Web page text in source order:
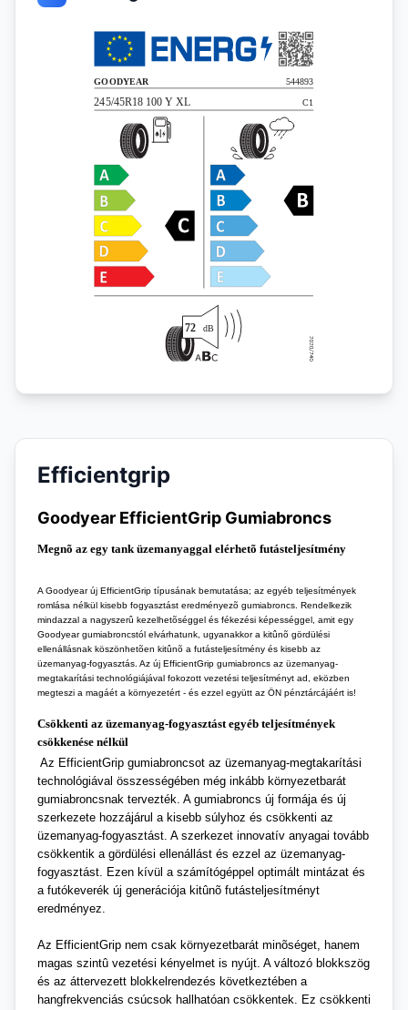
Efficientgrip
Goodyear EfficientGrip Gumiabroncs
Megnõ az egy tank üzemanyaggal elérhetõ futásteljesítmény
A Goodyear új EfficientGrip típusának bemutatása; az egyéb teljesítmények
romlása nélkül kisebb fogyasztást eredményezõ gumiabroncs. Rendelkezik
mindazzal a nagyszerû kezelhetõséggel és fékezési képességgel, amit egy
Goodyear gumiabroncstól elvárhatunk, ugyanakkor a kitûnõ gördülési
ellenállásnak köszönhetõen kitûnõ a futásteljesítmény és kisebb az
üzemanyag-fogyasztás. Az új EfficientGrip gumiabroncs az üzemanyag-
megtakarítási technológiájával fokozott vezetési teljesítményt ad, eközben
megteszi a magáét a környezetért - és ezzel együtt az ÖN pénztárcájáért is!
Csökkenti az üzemanyag-fogyasztást egyéb teljesítmények
csökkenése nélkül
Az EfficientGrip gumiabroncsot az üzemanyag-megtakarítási
technológiával összességében még inkább környezetbarát
gumiabroncsnak tervezték. A gumiabroncs új formája és új
szerkezete hozzájárul a kisebb súlyhoz és csökkenti az
üzemanyag-fogyasztást. A szerkezet innovatív anyagai tovább
csökkentik a gördülési ellenállást és ezzel az üzemanyag-
fogyasztást. Ezen kívül a számítógéppel optimált mintázat és
a futókeverék új generációja kitûnõ futásteljesítményt
eredményez.
Az EfficientGrip nem csak környezetbarát minõséget, hanem
magas szintû vezetési kényelmet is nyújt. A változó blokkszög
és az áttervezett blokkelrendezés következtében a
hangfrekvenciás csúcsok hallhatóan csökkentek. Ez csökkenti